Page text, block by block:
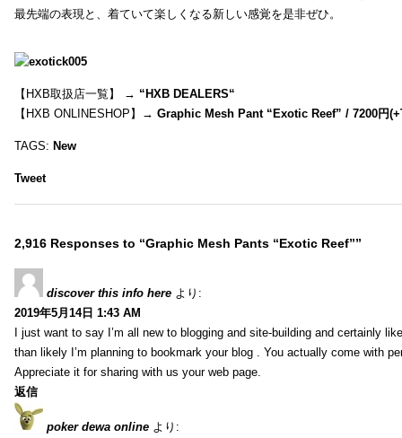
最先端の表現と、着ていて楽しくなる新しい感覚を是非ぜひ。
【HXB取扱店一覧】 → “HXB DEALERS“
【HXB ONLINESHOP】→ Graphic Mesh Pant “Exotic Reef” / 7200円
TAGS: New
Tweet
2,916 Responses to “Graphic Mesh Pants “Exotic Reef””
discover this info here より:
2019年5月14日 1:43 AM
I just want to say I’m all new to blogging and site-building and certainly
than likely I’m planning to bookmark your blog . You actually come with
Appreciate it for sharing with us your web page.
返信
poker dewa online より: